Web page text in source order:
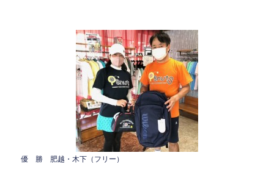
優 勝 肥越・木下（フリー）